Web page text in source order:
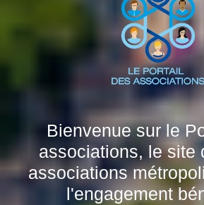
Bienvenue sur le
associations, le site
associations
l'engagement